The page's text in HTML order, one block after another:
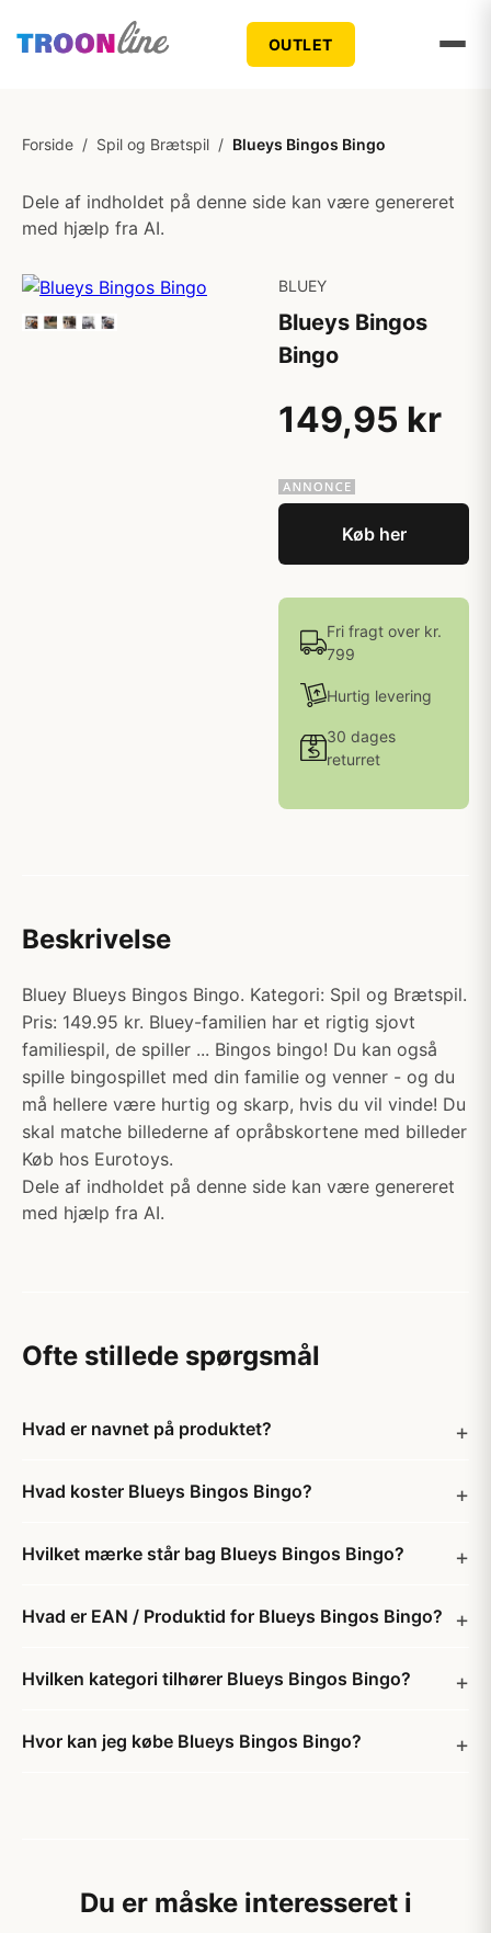
OUTLET
Forside / Spil og Brætspil / Blueys Bingos Bingo
Dele af indholdet på denne side kan være genereret
med hjælp fra AI.
BLUEY
Blueys Bingos
Bingo
149,95 kr
Køb her
Fri fragt over kr.
799
Hurtig levering
30 dages
returret
Beskrivelse
Bluey Blueys Bingos Bingo. Kategori: Spil og Brætspil.
Pris: 149.95 kr. Bluey-familien har et rigtig sjovt
familiespil, de spiller ... Bingos bingo! Du kan også
spille bingospillet med din familie og venner - og du
må hellere være hurtig og skarp, hvis du vil vinde! Du
skal matche billederne af opråbskortene med billeder
Køb hos Eurotoys.
Dele af indholdet på denne side kan være genereret
med hjælp fra AI.
Ofte stillede spørgsmål
Hvad er navnet på produktet?
Hvad koster Blueys Bingos Bingo?
Hvilket mærke står bag Blueys Bingos Bingo?
Hvad er EAN / Produktid for Blueys Bingos Bingo?
Hvilken kategori tilhører Blueys Bingos Bingo?
Hvor kan jeg købe Blueys Bingos Bingo?
Du er måske interesseret i